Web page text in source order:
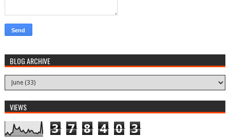
BLOG ARCHIVE
VIEWS
3 7 8 4 0 3